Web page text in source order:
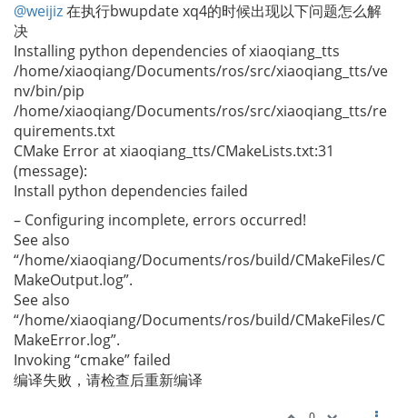
@weijiz在执行bwupdate xq4的时候出现以下问题怎么解
决
Installing python dependencies of xiaoqiang_tts
/home/xiaoqiang/Documents/ros/src/xiaoqiang_tts/ve
nv/bin/pip
/home/xiaoqiang/Documents/ros/src/xiaoqiang_tts/re
quirements.txt
CMake Error at xiaoqiang_tts/CMakeLists.txt:31
(message):
Install python dependencies failed
– Configuring incomplete, errors occurred!
See also
“/home/xiaoqiang/Documents/ros/build/CMakeFiles/C
MakeOutput.log”.
See also
“/home/xiaoqiang/Documents/ros/build/CMakeFiles/C
MakeError.log”.
Invoking “cmake” failed
编译失败，请检查后重新编译